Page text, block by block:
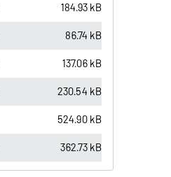
184.93 kB
86.74 kB
137.06 kB
230.54 kB
524.90 kB
362.73 kB